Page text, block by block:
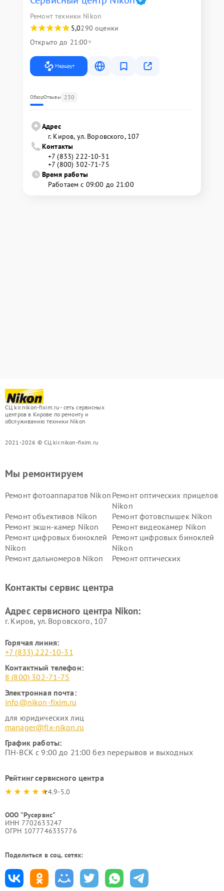
Ремонт техники Nikon
5,0290 оценки
Открыто до 21:00
Маршрут
ОбзорОтзывы 230
Адрес
г. Киров, ул. Воровского, 107
Контакты
+7 (833) 222-10-31
+7 (800) 302-71-75
Время работы
Работаем с 09:00 до 21:00
СЦ kir.nikon-fixim.ru - сеть сервисных
центров в Кирове по ремонту и
обслуживанию техники Nikon
2021-2026 © СЦ kir.nikon-fixim.ru
Мы ремонтируем
Ремонт фотоаппаратов Nikon Ремонт оптических прицелов
Nikon
Ремонт объективов Nikon
Ремонт фотовспышек Nikon
Ремонт экшн-камер Nikon
Ремонт видеокамер Nikon
Ремонт цифровых биноклей
Nikon
Ремонт цифровых биноклей
Nikon
Ремонт дальномеров Nikon
Ремонт оптических
Контакты сервис центра
Адрес сервисного центра Nikon:
г. Киров, ул. Воровского, 107
Горячая линия:
+7 (833) 222-10-31
Контактный телефон:
8 (800) 302-71-75
Электронная почта:
info@nikon-fixim.ru
для юридических лиц
manager@fix-nikon.ru
График работы:
ПН-ВСК с 9:00 до 21:00 без перерывов и выходных
Рейтинг сервисного центра
4.9-5.0
ООО "Русервис"
ИНН 7702633247
ОГРН 1077746335776
Поделиться в соц. сетях: